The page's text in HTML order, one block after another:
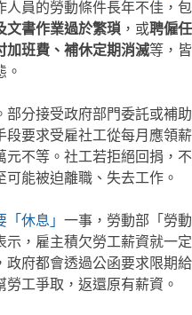
人員的勞動條件長年不佳，包
文書作業過於繁瑣 ，或聘僱任
加班費、補休定期消滅等，皆
。
部分接受政府部門委託或補助
段要求受雇社工從每月應領薪
不等。社工若拒絕回捐，不
能被迫離職、失去工作。
休息」 一事，勞動部「勞動
，雇主積欠勞工薪資就一定
政府都會透過公函要求限期給
工爭取，返還原有薪資。